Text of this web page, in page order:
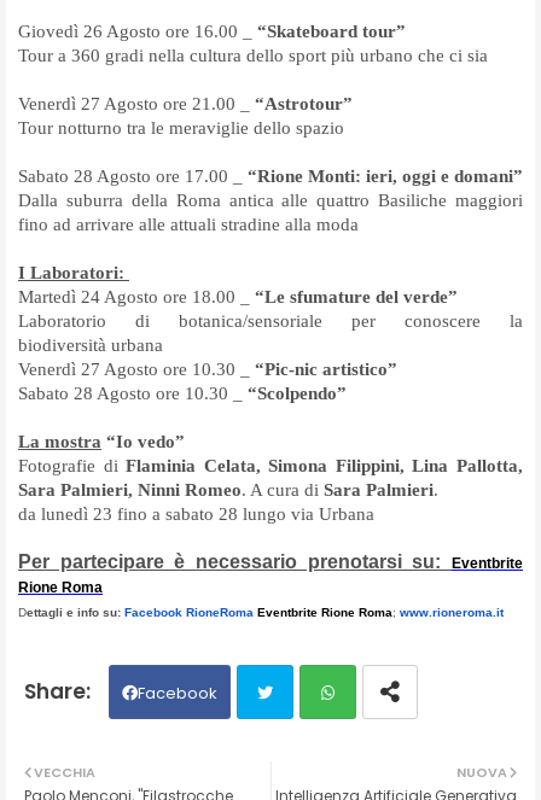
Giovedì 26 Agosto ore 16.00 _ “Skateboard tour”
Tour a 360 gradi nella cultura dello sport più urbano che ci sia
Venerdì 27 Agosto ore 21.00 _ “Astrotour”
Tour notturno tra le meraviglie dello spazio
Sabato 28 Agosto ore 17.00 _ “Rione Monti: ieri, oggi e domani”
Dalla suburra della Roma antica alle quattro Basiliche maggiori
fino ad arrivare alle attuali stradine alla moda
I Laboratori:
Martedì 24 Agosto ore 18.00 _ “Le sfumature del verde”
Laboratorio di botanica/sensoriale per conoscere la
biodiversità urbana
Venerdì 27 Agosto ore 10.30 _ “Pic-nic artistico”
Sabato 28 Agosto ore 10.30 _ “Scolpendo”
La mostra “Io vedo”
Fotografie diFlaminia Celata, Simona Filippini, Lina Pallotta,
Sara Palmieri, Ninni Romeo. A cura di Sara Palmieri.
da lunedì 23 fino a sabato 28 lungo via Urbana
Per partecipare è necessario prenotarsi su:
Eventbrite
Rione Roma
Dettagli e info su: Facebook RioneRoma Eventbrite Rione Roma; www.rioneroma.it
Facebook
NUOVA
VECCHIA